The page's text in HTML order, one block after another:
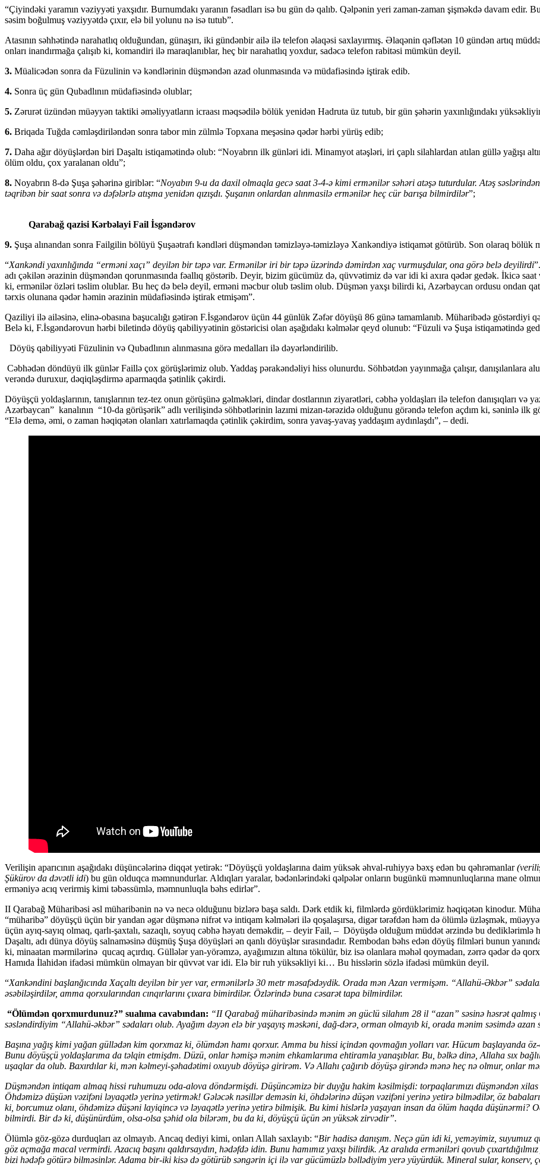
“Çiyindəki yaramın vəziyyəti yaxşıdır. Burnumdakı yaranın fəsadları isə bu gün də qalıb. Qəlpənin yeri zaman-zaman şişməkdə davam
səsim boğulmuş vəziyyətdə çıxır, elə bil yolunu nə isə tutub”.
Atasının səhhətində narahatlıq olduğundan, günaşırı, iki gündənbir ailə ilə telefon əlaqəsi saxlayırmış. Əlaqənin qəflətən 10 gündən artıq
onları inandırmağa çalışıb ki, komandiri ilə maraqlanıblar, heç bir narahatlıq yoxdur, sadəcə telefon rabitəsi mümkün deyil.
3. Müalicədən sonra da Füzulinin və kəndlərinin düşməndən azad olunmasında və müdafiəsində iştirak edib.
4. Sonra üç gün Qubadlının müdafiəsində olublar;
5. Zərurət üzündən müəyyən taktiki əməliyyatların icraası məqsədilə bölük yenidən Hadruta üz tutub, bir gün şəhərin yaxınlığındakı
6. Briqada Tuğda cəmləşdiriləndən sonra tabor min zülmlə Topxana meşəsinə qədər hərbi yürüş edib;
7. Daha ağır döyüşlərdən biri Daşaltı istiqamətində olub: “Noyabrın ilk günləri idi. Minamyot atəşləri, iri çaplı silahlardan atılan güllə yağışı
ölüm oldu, çox yaralanan oldu”;
8. Noyabrın 8-də Şuşa şəhərinə giriblər: “Noyabın 9-u da daxil olmaqla gecə saat 3-4-ə kimi ermənilər səhəri atəşə tuturdular. Atəş
təqribən bir saat sonra və dəfələrlə atışma yenidən qızışdı. Şuşanın onlardan alınmasilə ermənilər heç cür barışa bilmirdilər”;
Qarabağ qazisi Kərbəlayi Fail İsgəndərov
9. Şuşa alınandan sonra Failgilin bölüyü Şuşaətrafı kəndləri düşməndən təmizləyə-təmizləyə Xankəndiyə istiqamət götürüb. Son olaraq bölük
“Xankəndi yaxınlığında “erməni xaçı” deyilən bir təpə var. Ermənilər iri bir təpə üzərində dəmirdən xaç vurmuşdular, ona görə belə deyilirdi
adı çəkilən ərazinin düşməndən qorunmasında fəallıq göstərib. Deyir, bizim gücümüz də, qüvvətimiz də var idi ki axıra qədər gedək. İkicə
ki, ermənilər özləri təslim olublar. Bu heç də belə deyil, erməni məcbur olub təslim olub. Düşmən yaxşı bilirdi ki, Azərbaycan ordusu ondan
tərxis olunana qədər həmin ərazinin müdafiəsində iştirak etmişəm”.
Qaziliyi ilə ailəsinə, elinə-obasına başucalığı gətirən F.İsgəndərov üçün 44 günlük Zəfər döyüşü 86 günə tamamlanıb. Müharibədə göstərdiyi
Belə ki, F.İsgəndərovun hərbi biletində dö­yüş qabiliyyətinin göstəricisi olan aşa­ğı­dakı kəlmələr qeyd olunub: “Fü­zu­li və Şuşa istiqa­mətində
Döyüş qabiliyyəti Füzulinin və Qubadlının alınmasına görə medalları ilə dəyərləndirilib.
Cəbhədən döndüyü ilk günlər Faillə çox görüşlə­­rimiz olub. Yaddaş pərakəndəliyi hiss olunurdu. Söhbətdən yayınmağa çalışır, danışı­lanlara
verəndə duruxur, dəqiqləşdirmə apar­maq­­da şətinlik çəkirdi.
Döyüşçü yoldaşlarının, tanışlarının tez-tez onun görüşünə gəlməkləri, dindar dostlarının ziyarətləri, cəbhə yoldaşları ilə telefon danışıqları və
Azərbaycan” kanalının “10-da görüşərik” adlı verilişində söhbətlərinin lazımi mizan-tərəzidə olduğunu görəndə telefon açdım ki, səninlə ilk
“Elə demə, əmi, o zaman həqiqətən olanları xatırlamaqda çətinlik çəkirdim, sonra yavaş-yavaş yaddaşım aydınlaşdı”, – dedi.
Verilişin aparıcının aşağıdakı düşüncələrinə diqqət yetirək: “Döyüşçü yoldaşlarına daim yüksək əhval-ruhiyyə bəxş edən bu qəhrəmanlar
Şükürov da dəvətli idi) bu gün olduqca məmnundurlar. Aldıqları yaralar, bədənlərindəki qəlpələr onların bugünkü məmnunluqlarına mane
erməniyə acıq verirmiş kimi təbəssümlə, məmnunluqla bəhs edirlər”.
II Qarabağ Müharibəsi əsl müharibənin nə və necə olduğunu bizlərə başa saldı. Dərk etdik ki, filmlərdə gördüklərimiz həqiqətən kinodur.
“müharibə” döyüşçü üçün bir yandan əgər düşmənə nifrət və intiqam kəlmələri ilə qoşalaşırsa, digər tərəfdən həm də ölümlə üzləşmək,
üçün ayıq-sayıq olmaq, qarlı-şaxtalı, sazaqlı, soyuq cəbhə həyatı deməkdir, – deyir Fail, – Döyüşdə olduğum müddət ərzində bu
Daşaltı, adı dünya döyüş salnaməsinə düşmüş Şuşa döyüşləri ən qanlı döyüşlər sırasındadır. Rembodan bəhs edən döyüş filmləri bunun
ki, minaatan mərmilərinə qucaq açırdıq. Güllələr yan-yörəmzə, ayağımızın altına tökülür, biz isə olanlara məhəl qoymadan, zərrə qədər də
Hamıda İlahidən ifadəsi mümkün olmayan bir qüvvət var idi. Elə bir ruh yüksəkliyi ki… Bu hisslərin sözlə ifadəsi mümkün deyil.
“Xankəndini başlanğıcında Xaçaltı deyilən bir yer var, ermənilərlə 30 metr məsafədəydik. Orada mən Azan vermişəm. “Allahü-Əkbər”
əsəbiləşirdilər, amma qorxularından cınqırlarını çıxara bimirdilər. Özlərində buna cəsarət tapa bilmirdilər.
“Ölümdən qorxmurdunuz?” sualıma cavabından: “II Qarabağ müharibəsində mənim ən güclü silahım 28 il “azan” səsinə həsrət
səsləndirdiyim “Allahü-əkbər” sədaları olub. Ayağım dəyən elə bir yaşayış məskəni, dağ-dərə, orman olmayıb ki, orada mənim səsimdə
Başına yağış kimi yağan güllədən kim qorxmaz ki, ölümdən hamı qorxur. Amma bu hissi içindən qovmağın yolları var. Hücum başlayanda
Bunu döyüşçü yoldaşlarıma da təlqin etmişdm. Düzü, onlar həmişə mənim ehkamlarıma ehtiramla yanaşıblar. Bu, bəlkə dinə, Allaha sıx
uşaqlar da olub. Baxırdılar ki, mən kəlmeyi-şəhadətimi oxuyub döyüşə girirəm. Və Allahı çağırıb döyüşə girəndə mənə heç nə olmur, onlar
Düşməndən intiqam almaq hissi ruhumuzu oda-alova döndərmişdi. Düşüncəmizə bir duyğu hakim kəsilmişdi: torpaqlarımızı düşməndən
Öhdəmizə düşüən vəzifəni ləyaqətlə yerinə yetirmək! Gələcək nəsillər deməsin ki, öhdələrinə düşən vəzifəni yerinə yetirə bilmədilər, öz
ki, borcumuz olanı, öhdəmizə düşəni layiqincə və ləyaqətlə yerinə yetirə bilmişik. Bu kimi hislərlə yaşayan insan da ölüm haqda düşünərmi?
bilmirdi. Bir də ki, düşünürdüm, olsa-olsa şəhid ola bilərəm, bu da ki, döyüşçü üçün ən yüksək zirvədir”.
Ölümlə göz-gözə durduqları az olmayıb. Ancaq dediyi kimi, onları Allah saxlayıb: “Bir hadisə danışım. Neçə gün idi ki, yeməyimiz, suyumuz
göz açmağa macal vermirdi. Azacıq başını qaldırsaydın, hədəfdə idin. Bunu hamımız yaxşı bilirdik. Az aralıda erməniləri qovub
bizi hədəfə götürə bilməsinlər. Adama bir-iki kisə də götürüb səngərin içi ilə var gücümüzlə bəllədiyim yerə yüyürdük. Mineral sular,